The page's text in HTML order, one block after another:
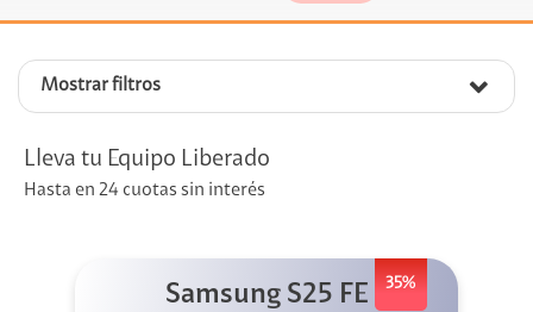
Mostrar filtros
Lleva tu Equipo Liberado
Hasta en 24 cuotas sin interés
35%
Samsung S25 FE